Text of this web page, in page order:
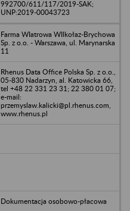
992700/611/117/2019-SAK;
UNP:2019-00043723
Farma WIatrowa WIlkołaz-Brychowa
Sp. z o.o. - Warszawa, ul. Marynarska
11
Rhenus Data Office Polska Sp. z o.o.,
05-830 Nadarzyn, al. Katowicka 66,
tel +48 22 331 23 31; 22 380 01 07;
e-mail:
przemyslaw.kalicki@pl.rhenus.com,
www.rhenus.pl
Dokumentacja osobowo-płacowa